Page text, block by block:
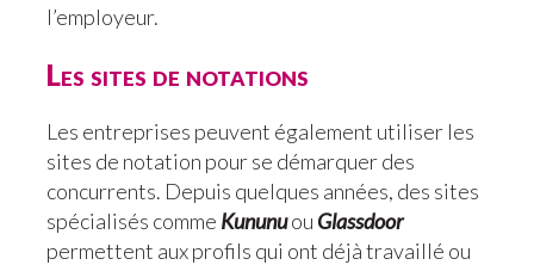
l’employeur.
Les sites de notations
Les entreprises peuvent également utiliser les
sites de notation pour se démarquer des
concurrents. Depuis quelques années, des sites
spécialisés comme Kununuou Glassdoor
permettent aux profils qui ont déjà travaillé ou